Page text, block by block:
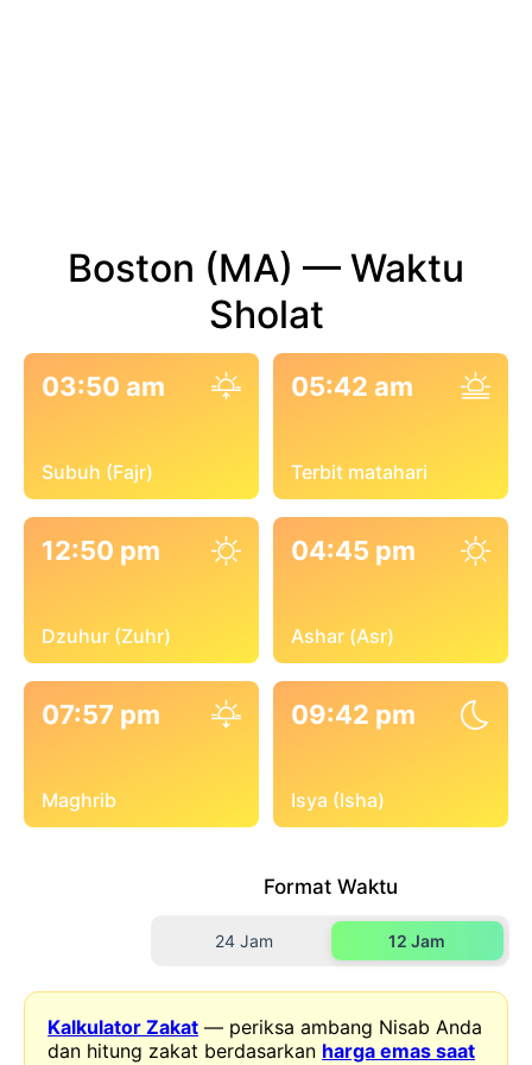
Boston (MA) — Waktu
Sholat
03:50 am
Subuh (Fajr)
05:42 am
Terbit matahari
12:50 pm
Dzuhur (Zuhr)
04:45 pm
Ashar (Asr)
07:57 pm
Maghrib
09:42 pm
Isya (Isha)
Format Waktu
24 Jam 12 Jam
Kalkulator Zakat — periksa ambang Nisab Anda
dan hitung zakat berdasarkan harga emas saat